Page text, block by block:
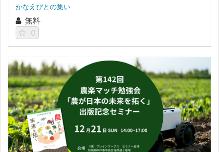
かなえびとの集い
無料
0